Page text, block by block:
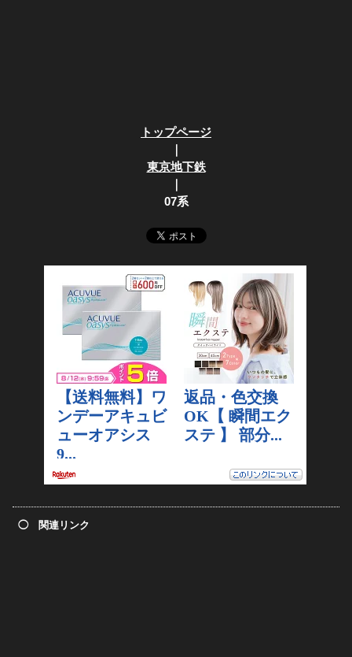
トップページ
｜
東京地下鉄
｜
07系
◯ 関連リンク